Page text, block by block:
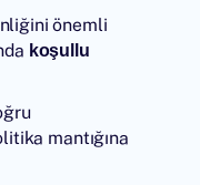
önemli
koşullu
mantığına